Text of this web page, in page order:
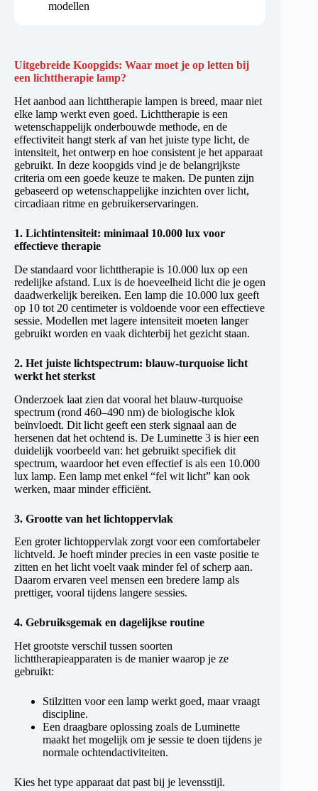
modellen
Uitgebreide Koopgids: Waar moet je op letten bij
een lichttherapie lamp?
Het aanbod aan lichttherapie lampen is breed, maar niet
elke lamp werkt even goed. Lichttherapie is een
wetenschappelijk onderbouwde methode, en de
effectiviteit hangt sterk af van het juiste type licht, de
intensiteit, het ontwerp en hoe consistent je het apparaat
gebruikt. In deze koopgids vind je de belangrijkste
criteria om een goede keuze te maken. De punten zijn
gebaseerd op wetenschappelijke inzichten over licht,
circadiaan ritme en gebruikerservaringen.
1. Lichtintensiteit: minimaal 10.000 lux voor
effectieve therapie
De standaard voor lichttherapie is 10.000 lux op een
redelijke afstand. Lux is de hoeveelheid licht die je ogen
daadwerkelijk bereiken. Een lamp die 10.000 lux geeft
op 10 tot 20 centimeter is voldoende voor een effectieve
sessie. Modellen met lagere intensiteit moeten langer
gebruikt worden en vaak dichterbij het gezicht staan.
2. Het juiste lichtspectrum: blauw-turquoise licht
werkt het sterkst
Onderzoek laat zien dat vooral het blauw-turquoise
spectrum (rond 460–490 nm) de biologische klok
beïnvloedt. Dit licht geeft een sterk signaal aan de
hersenen dat het ochtend is. De Luminette 3 is hier een
duidelijk voorbeeld van: het gebruikt specifiek dit
spectrum, waardoor het even effectief is als een 10.000
lux lamp. Een lamp met enkel “fel wit licht” kan ook
werken, maar minder efficiënt.
3. Grootte van het lichtoppervlak
Een groter lichtoppervlak zorgt voor een comfortabeler
lichtveld. Je hoeft minder precies in een vaste positie te
zitten en het licht voelt vaak minder fel of scherp aan.
Daarom ervaren veel mensen een bredere lamp als
prettiger, vooral tijdens langere sessies.
4. Gebruiksgemak en dagelijkse routine
Het grootste verschil tussen soorten
lichttherapieapparaten is de manier waarop je ze
gebruikt:
Stilzitten voor een lamp werkt goed, maar vraagt
discipline.
Een draagbare oplossing zoals de Luminette
maakt het mogelijk om je sessie te doen tijdens je
normale ochtendactiviteiten.
Kies het type apparaat dat past bij je levensstijl.